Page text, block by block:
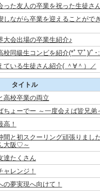
った友人の卒業を祝った生徒さ
しながら卒業を迎えることがで
大会出場の卒業生紹介♪
校同級生コンビを紹介(*ﾟ▽ﾟ)/ﾟ･
ている生徒さん紹介( ＾∀＾）／
タイトル
高校卒業の両立
ちょーでー ～一度会えば皆兄弟
高！
間と初スクーリング頑張りまし
大阪♡～
達たくさん
ャレンジ！
の夢実現へ向けて！